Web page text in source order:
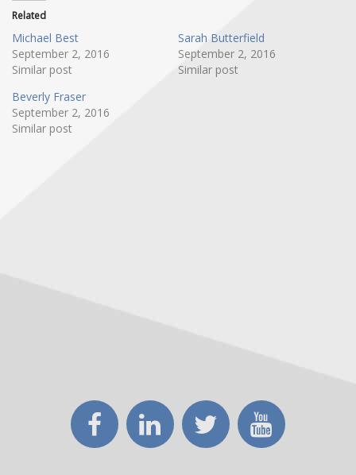
Related
Michael Best
September 2, 2016
Similar post
Sarah Butterfield
September 2, 2016
Similar post
Beverly Fraser
September 2, 2016
Similar post